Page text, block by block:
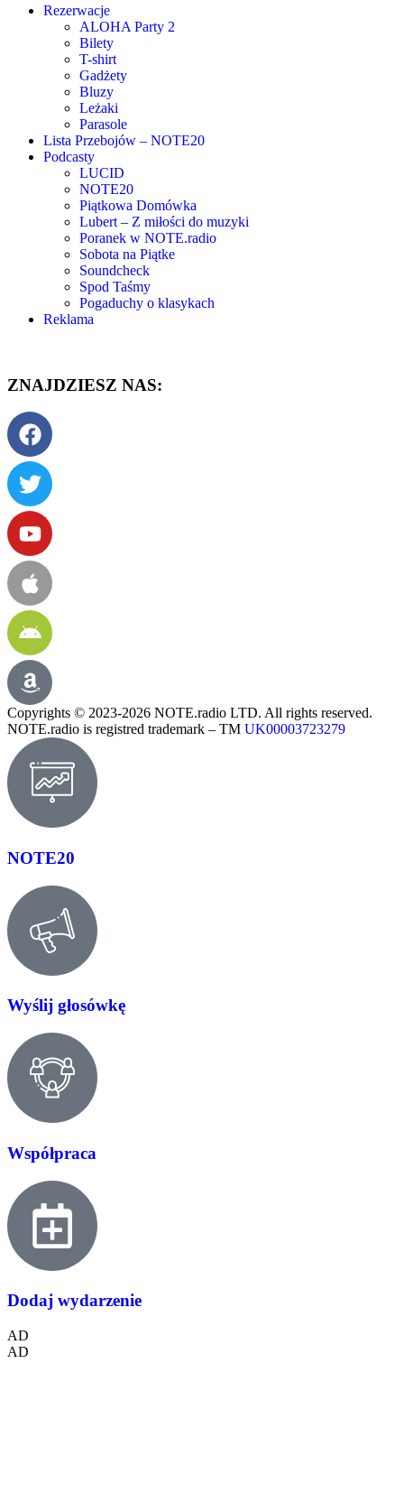
Rezerwacje
ALOHA Party 2
Bilety
T-shirt
Gadżety
Bluzy
Leżaki
Parasole
Lista Przebojów – NOTE20
Podcasty
LUCID
NOTE20
Piątkowa Domówka
Lubert – Z miłości do muzyki
Poranek w NOTE.radio
Sobota na Piątke
Soundcheck
Spod Taśmy
Pogaduchy o klasykach
Reklama
ZNAJDZIESZ NAS:
Copyrights © 2023-2026 NOTE.radio LTD. All rights reserved.
NOTE.radio is registred trademark – TM UK00003723279
NOTE20
Wyślij głosówkę
Współpraca
Dodaj wydarzenie
AD
AD